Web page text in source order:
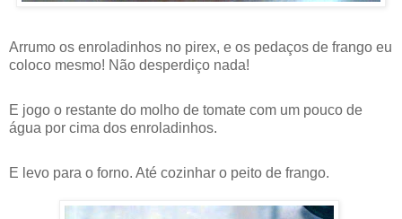
Arrumo os enroladinhos no pirex, e os pedaços de frango eu
coloco mesmo! Não desperdiço nada!
E jogo o restante do molho de tomate com um pouco de
água por cima dos enroladinhos.
E levo para o forno. Até cozinhar o peito de frango.